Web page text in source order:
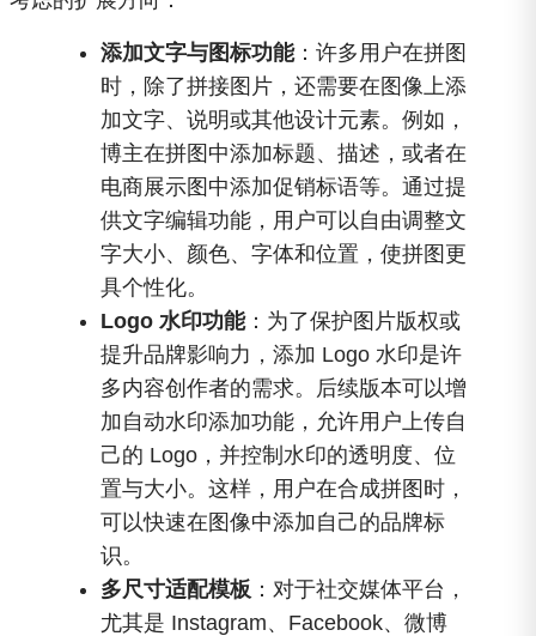
添加文字与图标功能：许多用户在拼图
时，除了拼接图片，还需要在图像上添
加文字、说明或其他设计元素。例如，
博主在拼图中添加标题、描述，或者在
电商展示图中添加促销标语等。通过提
供文字编辑功能，用户可以自由调整文
字大小、颜色、字体和位置，使拼图更
具个性化。
Logo 水印功能：为了保护图片版权或
提升品牌影响力，添加 Logo 水印是许
多内容创作者的需求。后续版本可以增
加自动水印添加功能，允许用户上传自
己的 Logo，并控制水印的透明度、位
置与大小。这样，用户在合成拼图时，
可以快速在图像中添加自己的品牌标
识。
多尺寸适配模板 ：对于社交媒体平台，
尤其是 Instagram、Facebook、微博